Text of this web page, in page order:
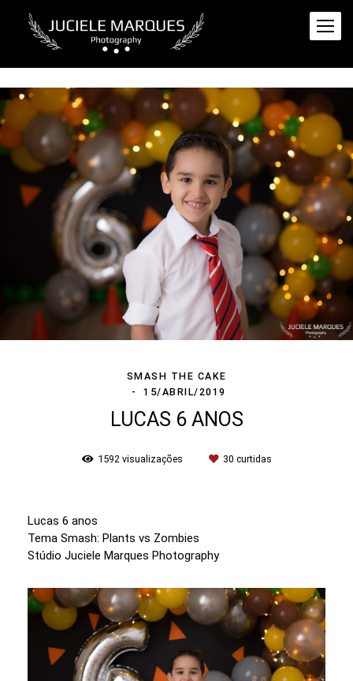
SMASH THE CAKE
15/ABRIL/2019
LUCAS 6 ANOS
1592 visualizações 30 curtidas
Lucas 6 anos
Tema Smash: Plants vs Zombies
Stúdio Juciele Marques Photography